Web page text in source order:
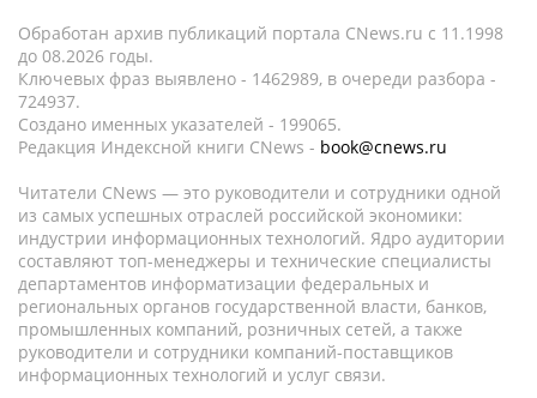
Обработан архив публикаций портала CNews.ru c 11.1998
до 08.2026 годы.
Ключевых фраз выявлено - 1462989, в очереди разбора -
724937.
Создано именных указателей - 199065.
Редакция Индексной книги CNews - book@cnews.ru
Читатели CNews — это руководители и сотрудники одной
из самых успешных отраслей российской экономики:
индустрии информационных технологий. Ядро аудитории
составляют топ-менеджеры и технические специалисты
департаментов информатизации федеральных и
региональных органов государственной власти, банков,
промышленных компаний, розничных сетей, а также
руководители и сотрудники компаний-поставщиков
информационных технологий и услуг связи.